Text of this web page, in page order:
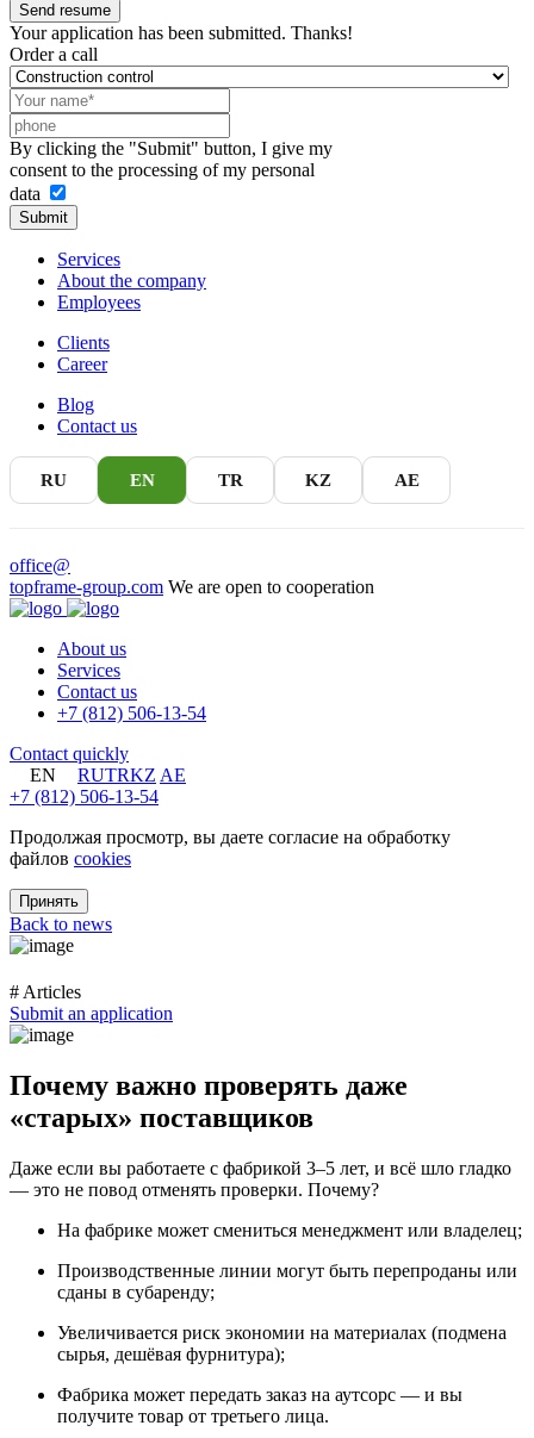
Send resume
Your application has been submitted. Thanks!
Order a call
By clicking the "Submit" button, I give my
consent to the processing of my personal
data
Submit
Services
About the company
Employees
Clients
Career
Blog
Contact us
RU EN TR KZ AE
office@
topframe-group.com We are open to cooperation
About us
Services
Contact us
+7 (812) 506-13-54
Contact quickly
EN
RUTRKZ AE
+7 (812) 506-13-54
Продолжая просмотр, вы даете согласие на обработку
файлов cookies
Принять
Back to news
# Articles
Submit an application
Почему важно проверять даже
«старых» поставщиков
Даже если вы работаете с фабрикой 3–5 лет, и всё шло гладко
— это не повод отменять проверки. Почему?
На фабрике может смениться менеджмент или владелец;
Производственные линии могут быть перепроданы или
сданы в субаренду;
Увеличивается риск экономии на материалах (подмена
сырья, дешёвая фурнитура);
Фабрика может передать заказ на аутсорс — и вы
получите товар от третьего лица.